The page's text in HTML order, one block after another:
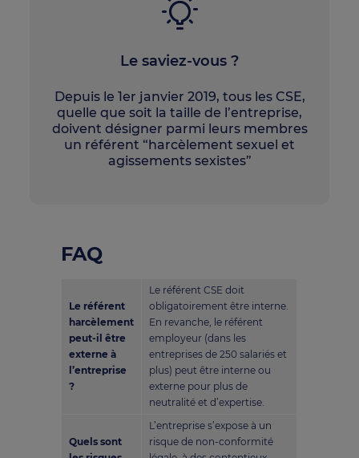
Le saviez-vous ?
Depuis le 1er janvier 2019, tous les CSE,
quelle que soit la taille de l’entreprise,
doivent désigner parmi leurs membres
un référent “harcèlement sexuel et
agissements sexistes”
FAQ
Le référent
harcèlement
peut-il être
externe à
l’entreprise
?
Le référent CSE doit
obligatoirement être interne.
En revanche, le référent
employeur (dans les
entreprises de 250 salariés et
plus) peut être interne ou
externe pour plus de
neutralité et d’expertise.
Quels sont
L’entreprise s’expose à un
risque de non-conformité